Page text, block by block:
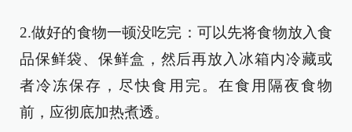
2.做好的食物一顿没吃完：可以先将食物放入食
品保鲜袋、保鲜盒，然后再放入冰箱内冷藏或
者冷冻保存，尽快食用完。在食用隔夜食物
前，应彻底加热煮透。